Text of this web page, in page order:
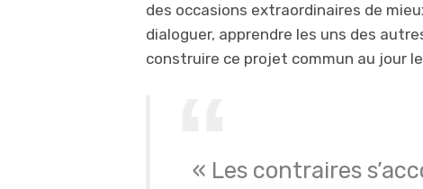
des occasions extraordinaires de
dialoguer, apprendre les uns des
construire ce projet commun au jour
« Les contraires